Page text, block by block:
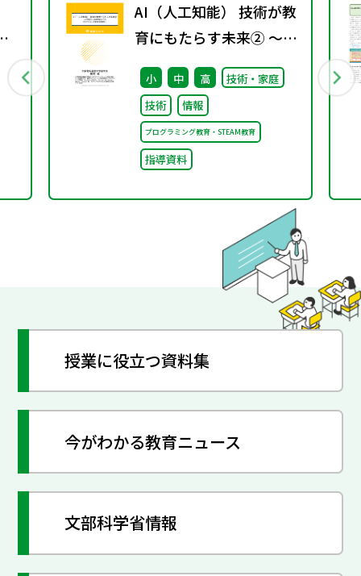
AI（人工知能） 技術が教
育にもたらす未来② ～小
学校から高等学校までの
プログラミング教育の系
統性～
小 中 高
技術・家庭
技術
情報
プログラミング教育・STEAM教育
指導資料
授業に役立つ資料集
今がわかる教育ニュース
文部科学省情報